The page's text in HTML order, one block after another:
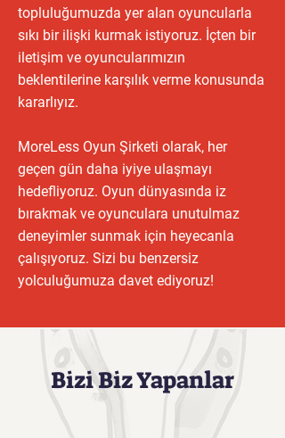
topluluğumuzda yer alan oyuncularla
sıkı bir ilişki kurmak istiyoruz. İçten bir
iletişim ve oyuncularımızın
beklentilerine karşılık verme konusunda
kararlıyız.
MoreLess Oyun Şirketi olarak, her
geçen gün daha iyiye ulaşmayı
hedefliyoruz. Oyun dünyasında iz
bırakmak ve oyunculara unutulmaz
deneyimler sunmak için heyecanla
çalışıyoruz. Sizi bu benzersiz
yolculuğumuza davet ediyoruz!
Bizi Biz Yapanlar